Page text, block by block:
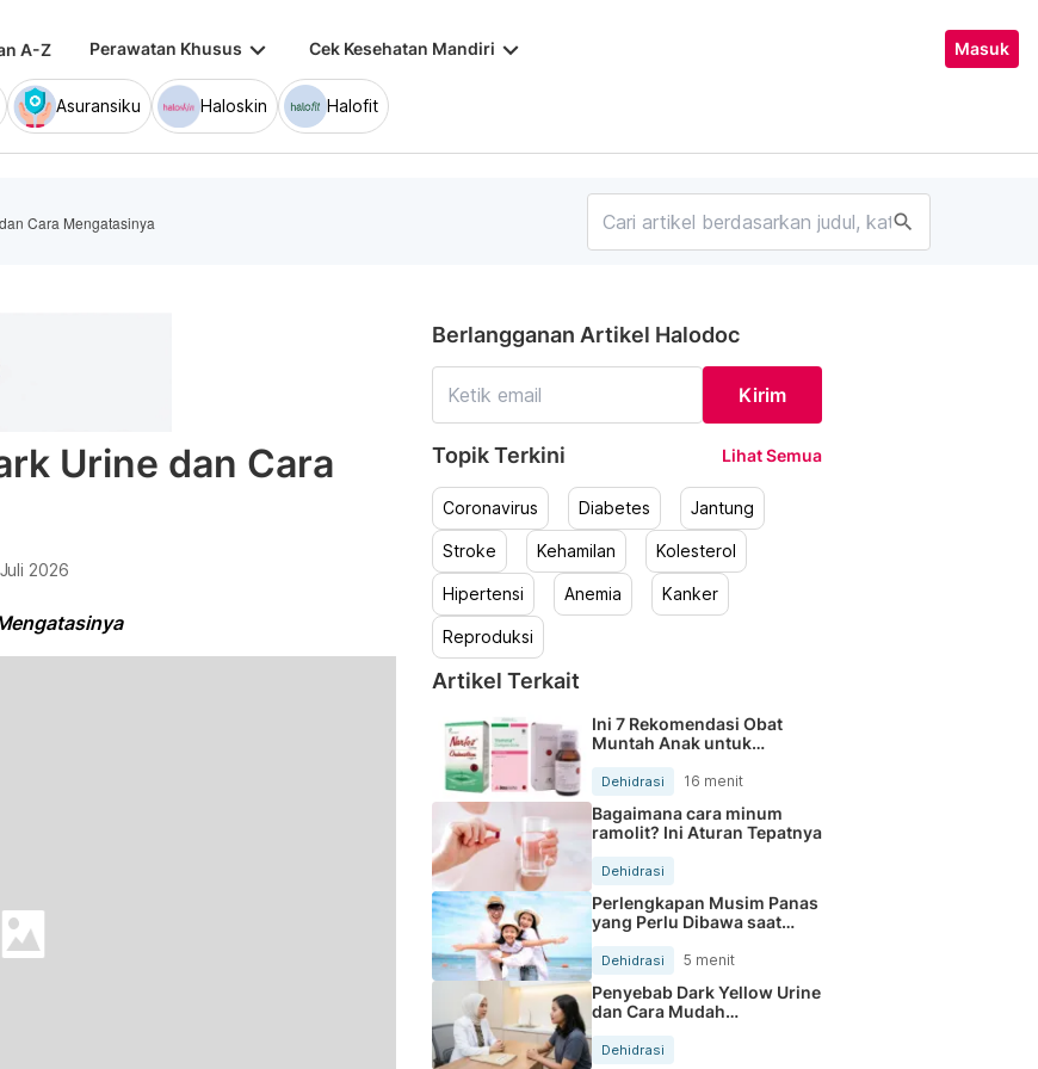
A-Z Perawatan Khusus keyboard_arrow_down Cek Kesehatan Mandiri keyboard_arrow_down Masuk
Asuransiku Haloskin Halofit
Cara Mengatasinya search
Urine dan Cara
2026
Berlangganan Artikel Halodoc
Kirim
Topik Terkini Lihat Semua
Coronavirus Diabetes Jantung
Stroke Kehamilan Kolesterol
Hipertensi Anemia Kanker
Reproduksi
Artikel Terkait
Ini 7 Rekomendasi Obat
Muntah Anak untuk
Dehidrasi
Dehidrasi 16 menit
Bagaimana cara minum
ramolit? Ini Aturan Tepatnya
Dehidrasi
Perlengkapan Musim Panas
yang Perlu Dibawa saat
Dehidrasi 5 menit
Penyebab Dark Yellow Urine
dan Cara Mudah
Dehidrasi